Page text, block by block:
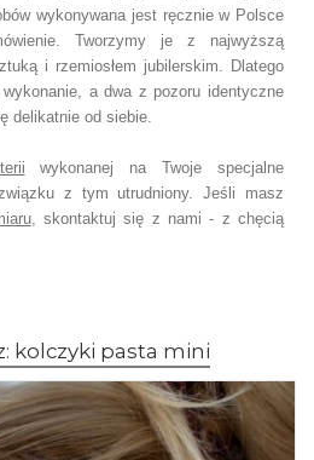
wykonywana jest ręcznie w Polsce
Tworzymy je z najwyższą
i rzemiosłem jubilerskim. Dlatego
a dwa z pozoru identyczne
delikatnie od siebie.
wykonanej na Twoje specjalne
z tym utrudniony. Jeśli masz
, skontaktuj się z nami - z chęcią
kolczyki pasta mini